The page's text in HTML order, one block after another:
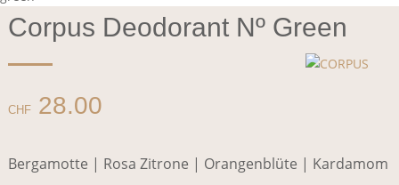
Corpus Deodorant Nº Green
CHF28.00
Bergamotte | Rosa Zitrone | Orangenblüte | Kardamom